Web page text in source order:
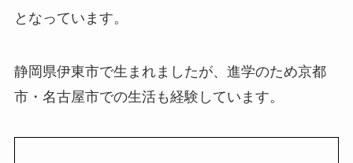
となっています。
静岡県伊東市で生まれましたが、進学のため京都
市・名古屋市での生活も経験しています。